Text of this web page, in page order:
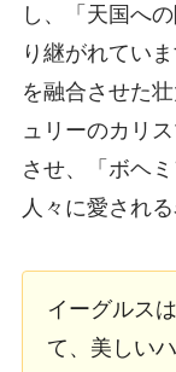
し、「天国へ
り継がれてい
を融合させた
ュリーのカリ
させ、「ボヘ
人々に愛される
イーグルス
て、美しい